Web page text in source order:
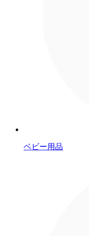
ベビー用品